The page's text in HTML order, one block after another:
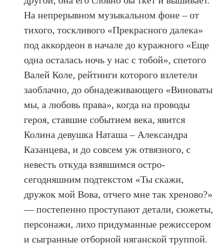
На непрерывном музыкальном фоне – от
тихого, тоскливого «Прекрасного далека»
под аккордеон в начале до куражного «Еще
одна осталась ночь у нас с тобой», спетого
Валей Коле, рейтинги которого взлетели
заоблачно, до обнадеживающего «Виноваты
мы, а любовь права», когда на проводы
героя, ставшие событием века, явится
Колина девушка Наташа – Александра
Казанцева, и до совсем уж отвязного, с
невесть откуда взявшимся остро-
сегодняшним подтекстом «Ты скажи,
дружок мой Вова, отчего мне так хреново?»
— постепенно проступают детали, сюжеты,
персонажи, лихо придуманные режиссером
и сыгранные отборной няганской труппой.